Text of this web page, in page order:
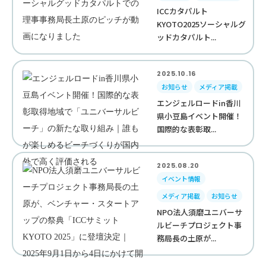
ICCカタパルト
KYOTO2025ソーシャルグ
ッドカタパルト...
2025.10.16
お知らせ
メディア掲載
エンジェルロードin香川
県小豆島イベント開催！
国際的な表彰取...
2025.08.20
イベント情報
メディア掲載
お知らせ
NPO法人須磨ユニバーサ
ルビーチプロジェクト事
務局長の土原が...